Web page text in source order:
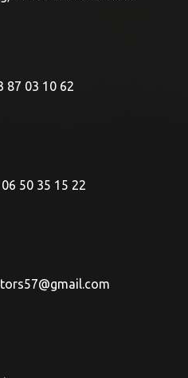
87 03 10 62
06 50 35 15 22